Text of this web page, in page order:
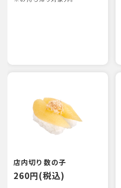
店内切り 数の子
260円(税込)